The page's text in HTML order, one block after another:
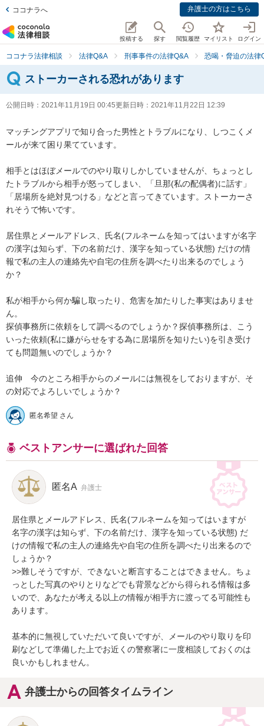
ココナラへ 弁護士の方はこちら
投稿する 探す 閲覧履歴 マイリスト ログイン
ココナラ法律相談 法律Q&A 刑事事件の法律Q&A 恐喝・脅迫の法律
ストーカーされる恐れがあります
公開日時： 2021年11月19日 00:45更新日時： 2021年11月22日 12:39
マッチングアプリで知り合った男性とトラブルになり、しつこくメ
ールが来て困り果てています。
相手とはほぼメールでのやり取りしかしていませんが、ちょっとし
たトラブルから相手が怒ってしまい、「旦那(私の配偶者)に話す」
「居場所を絶対見つける」などと言ってきています。ストーカーさ
れそうで怖いです。
居住県とメールアドレス、氏名(フルネームを知ってはいますが名字
の漢字は知らず、下の名前だけ、漢字を知っている状態) だけの情
報で私の主人の連絡先や自宅の住所を調べたり出来るのでしょう
か？
私が相手から何か騙し取ったり、危害を加たりした事実はありませ
ん。
探偵事務所に依頼をして調べるのでしょうか？探偵事務所は、こう
いった依頼(私に嫌がらせをする為に居場所を知りたい)を引き受け
ても問題無いのでしょうか？
追伸　今のところ相手からのメールには無視をしておりますが、そ
の対応でよろしいでしょうか？
匿名希望 さん
ベストアンサーに選ばれた回答
匿名A 弁護士
居住県とメールアドレス、氏名(フルネームを知ってはいますが
名字の漢字は知らず、下の名前だけ、漢字を知っている状態) だ
けの情報で私の主人の連絡先や自宅の住所を調べたり出来るので
しょうか？
>>難しそうですが、できないと断言することはできません。ちょ
っとした写真のやりとりなどでも背景などから得られる情報は多
いので、あなたが考える以上の情報が相手方に渡ってる可能性も
あります。
基本的に無視していただいて良いですが、メールのやり取りを印
刷などして準備した上でお近くの警察署に一度相談しておくのは
良いかもしれません。
弁護士からの回答タイムライン